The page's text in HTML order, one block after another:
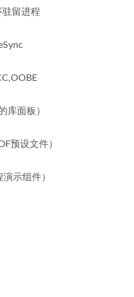
留进程
库面板）
预设文件）
示组件）